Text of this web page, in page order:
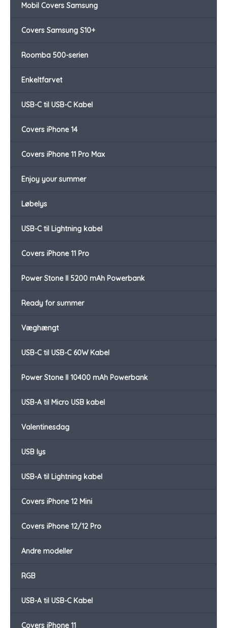
Mobil Covers Samsung
Covers Samsung S10+
Roomba 500-serien
Enkeltfarvet
USB-C til USB-C Kabel
Covers iPhone 14
Covers iPhone 11 Pro Max
Enjoy your summer
Løbelys
USB-C til Lightning kabel
Covers iPhone 11 Pro
Power Stone II 5200 mAh Powerbank
Ready for summer
Væghængt
USB-C til USB-C 60W Kabel
Power Stone II 10400 mAh Powerbank
USB-A til Micro USB kabel
Valentinesdag
USB lys
USB-A til Lightning kabel
Covers iPhone 12 Mini
Covers iPhone 12/12 Pro
Andre modeller
RGB
USB-A til USB-C Kabel
Covers iPhone 11